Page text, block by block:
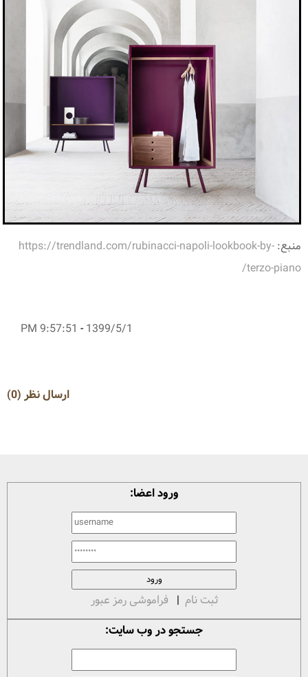
منبع:https://trendland.com/rubinacci-napoli-lookbook-by-
terzo-piano/
1399/5/1
-
9:57:51 PM
ارسال نظر (0)
ورود اعضا:
ثبت نام | فراموشی رمز عبور
جستجو در وب سایت: